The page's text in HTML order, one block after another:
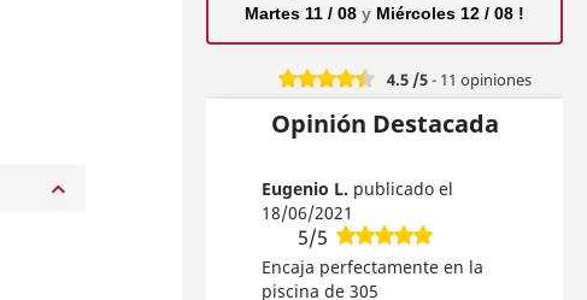
Martes 11 / 08 y Miércoles 12 / 08 !
4.5 /5- 11 opiniones
Opinión Destacada
Eugenio L. publicado el
18/06/2021
5/5
Encaja perfectamente en la
piscina de 305